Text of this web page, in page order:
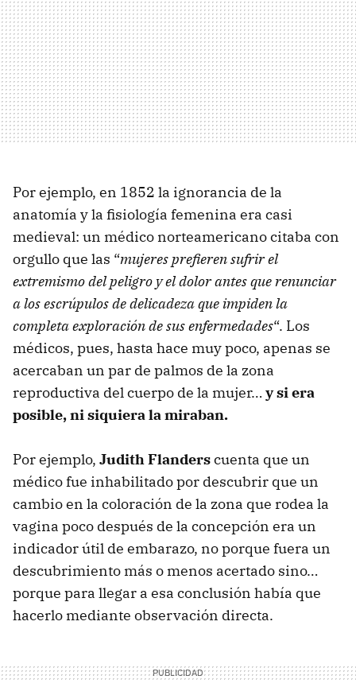
Por ejemplo, en 1852 la ignorancia de la
anatomía y la fisiología femenina era casi
medieval: un médico norteamericano citaba con
orgullo que las “mujeres prefieren sufrir el
extremismo del peligro y el dolor antes que renunciar
a los escrúpulos de delicadeza que impiden la
completa exploración de sus enfermedades“. Los
médicos, pues, hasta hace muy poco, apenas se
acercaban un par de palmos de la zona
reproductiva del cuerpo de la mujer… y si era
posible, ni siquiera la miraban.
Por ejemplo, Judith Flanderscuenta que un
médico fue inhabilitado por descubrir que un
cambio en la coloración de la zona que rodea la
vagina poco después de la concepción era un
indicador útil de embarazo, no porque fuera un
descubrimiento más o menos acertado sino…
porque para llegar a esa conclusión había que
hacerlo mediante observación directa.